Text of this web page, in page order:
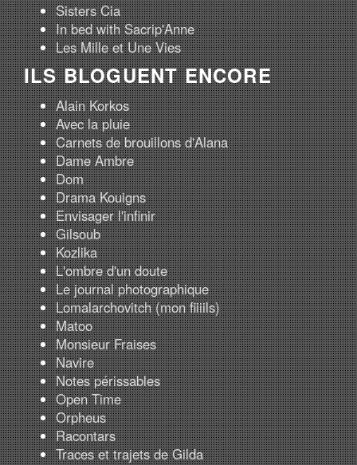
Sisters Cia
In bed with Sacrip'Anne
Les Mille et Une Vies
ILS BLOGUENT ENCORE
Alain Korkos
Avec la pluie
Carnets de brouillons d'Alana
Dame Ambre
Dom
Drama Kouigns
Envisager l'infinir
Gilsoub
Kozlika
L'ombre d'un doute
Le journal photographique
Lomalarchovitch (mon fiiiils)
Matoo
Monsieur Fraises
Navire
Notes périssables
Open Time
Orpheus
Racontars
Traces et trajets de Gilda